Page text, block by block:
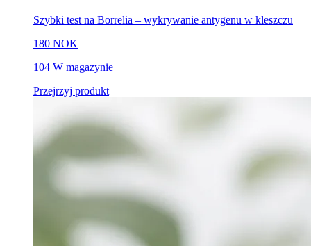
Szybki test na Borrelia – wykrywanie antygenu w kleszczu
180 NOK
104 W magazynie
Przejrzyj produkt